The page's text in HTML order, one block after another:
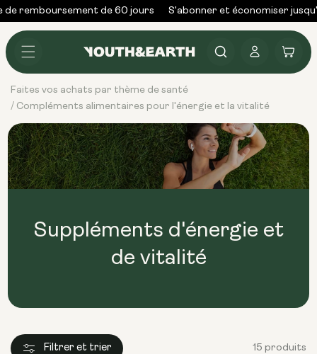
Skip to
content
remboursement de 60 jours S'abonner et économiser
connecter
Panier
Faites vos achats par thème de santé
/ Compléments alimentaires pour l'énergie et la vitalité
Suppléments d'énergie et
de vitalité
Filtrer et trier 15 produits